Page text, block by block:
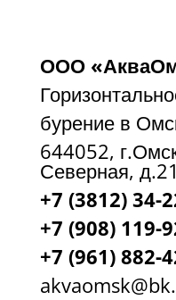
ООО
бурение в
644052,
Северная,
+7 (3812) 34-
+7 (908) 119-
+7 (961) 882-